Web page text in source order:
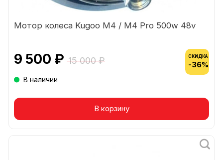
Мотор колеса Kugoo М4 / M4 Pro 500w 48v
9 500 ₽ 15 000 ₽ СКИДКА
-36%
В наличии
В корзину